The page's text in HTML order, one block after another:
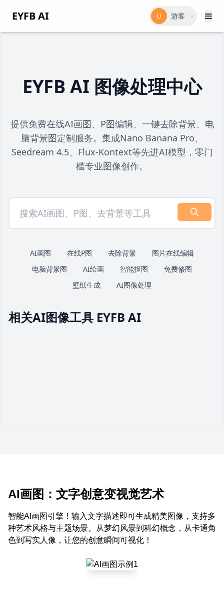
EYFB AI U 游客
EYFB AI 图像处理中心
提供免费在线AI画图、P图编辑、一键去除背景、电
脑背景图定制服务。集成Nano Banana Pro、
Seedream 4.5、Flux-Kontext等先进AI模型，零门
槛专业图像创作。
AI画图 在线P图 去除背景
图片在线编辑
电脑背景图
AI绘画 智能抠图
免费修图
壁纸生成
AI图像处理
相关AI图像工具 EYFB AI
AI画图：文字创意变视觉艺术
智能AI画图引擎！输入文字描述即可生成精美图像，支持多
种艺术风格与主题场景。从梦幻风景到科幻概念，从卡通角
色到写实人像，让您的创意瞬间可视化！